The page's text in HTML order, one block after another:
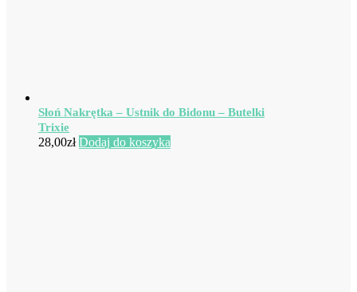
Słoń Nakrętka – Ustnik do Bidonu – Butelki
Trixie
28,00zł Dodaj do koszyka